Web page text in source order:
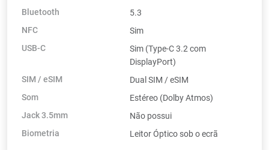
Bluetooth
5.3
NFC
Sim
USB-C
Sim (Type-C 3.2 com
DisplayPort)
SIM / eSIM
Dual SIM / eSIM
Som
Estéreo (Dolby Atmos)
Jack 3.5mm
Não possui
Biometria
Leitor Óptico sob o ecrã